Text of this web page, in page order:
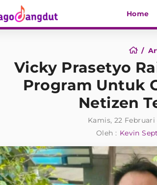
Home
Vicky Prasetyo
Program Untuk
Netizen
Kamis, 22 Februari
Oleh : Kevin